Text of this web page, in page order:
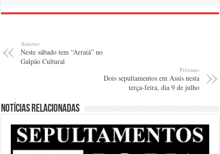
Anterior
Neste sábado tem “Arraiá” no
Galpão Cultural
Próximo
Dois sepultamentos em Assis nesta
terça-feira, dia 9 de julho
Notícias relacionadas